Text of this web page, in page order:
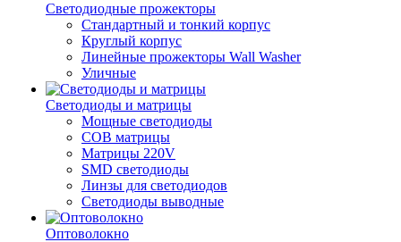
Светодиодные прожекторы
Стандартный и тонкий корпус
Круглый корпус
Линейные прожекторы Wall Washer
Уличные
Светодиоды и матрицы
Мощные светодиоды
COB матрицы
Матрицы 220V
SMD светодиоды
Линзы для светодиодов
Светодиоды выводные
Оптоволокно